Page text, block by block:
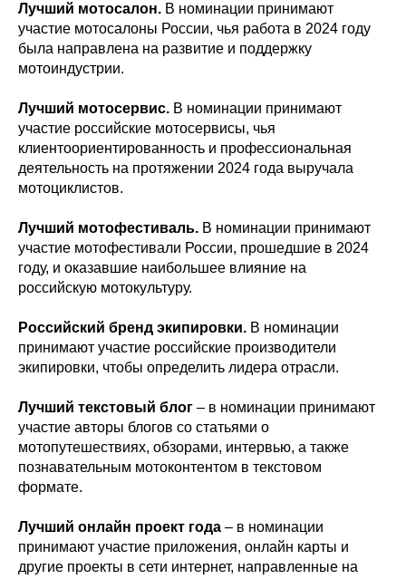
Лучший мотосалон. В номинации принимают
участие мотосалоны России, чья работа в 2024 году
была направлена на развитие и поддержку
мотоиндустрии.
Лучший мотосервис. В номинации принимают
участие российские мотосервисы, чья
клиентоориентированность и профессиональная
деятельность на протяжении 2024 года выручала
мотоциклистов.
Лучший мотофестиваль. В номинации принимают
участие мотофестивали России, прошедшие в 2024
году, и оказавшие наибольшее влияние на
российскую мотокультуру.
Российский бренд экипировки. В номинации
принимают участие российские производители
экипировки, чтобы определить лидера отрасли.
Лучший текстовый блог – в номинации принимают
участие авторы блогов со статьями о
мотопутешествиях, обзорами, интервью, а также
познавательным мотоконтентом в текстовом
формате.
Лучший онлайн проект года – в номинации
принимают участие приложения, онлайн карты и
другие проекты в сети интернет, направленные на